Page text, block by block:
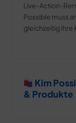
Live-Action-
Possible muss
gleichzeitig ihre
Kim
& Produkte